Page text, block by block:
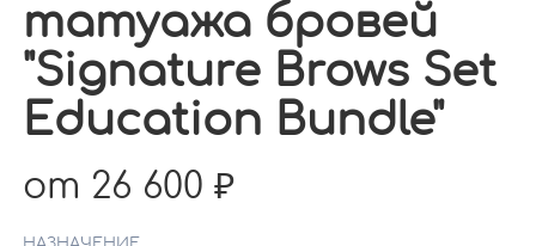
татуажа бровей
"Signature Brows Set
Education Bundle"
от 26 600